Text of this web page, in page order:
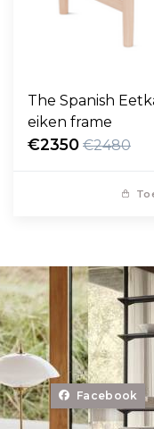
The Spanish
eiken frame
€2350 €2480
Facebook